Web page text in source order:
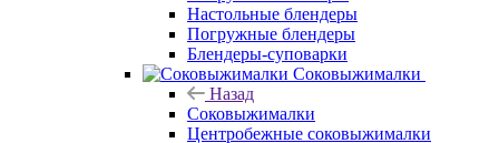
Настольные блендеры
Погружные блендеры
Блендеры-суповарки
Соковыжималки
Назад
Соковыжималки
Центробежные соковыжималки